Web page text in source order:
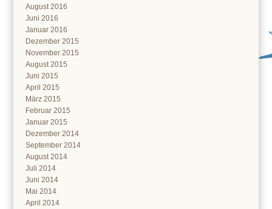
August 2016
Juni 2016
Januar 2016
Dezember 2015
November 2015
August 2015
Juni 2015
April 2015
März 2015
Februar 2015
Januar 2015
Dezember 2014
September 2014
August 2014
Juli 2014
Juni 2014
Mai 2014
April 2014